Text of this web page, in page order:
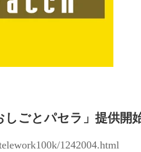
ごとパセラ」提供開
1242004.html